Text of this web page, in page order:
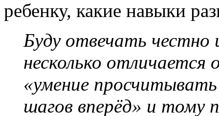
ребенку, какие навыки
Буду отвечать честно
несколько
«умение просчитывать
шагов вперёд» и тому